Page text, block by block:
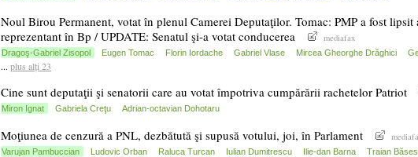
Noul Birou Permanent, votat în plenul Camerei Deputaţilor. Tomac: PMP a fost lipsit
reprezentant în Bp / UPDATE: Senatul şi-a votat conducerea
mediafax
Dragoş-Gabriel Zisopol Eugen Tomac Florin Iordache Gabriel Vlase Mircea Gheorghe Drăghici
... plus alți 23
Cine sunt deputaţii şi senatorii care au votat împotriva cumpărării rachetelor Patriot
Miron Ignat Gabriela Creţu Adrian-octavian Dohotaru
Moţiunea de cenzură a PNL, dezbătută şi supusă votului, joi, în Parlament
Varujan Pambuccian Ludovic Orban Raluca Turcan Iulian Dumitrescu Ilie-dan Barna Traian